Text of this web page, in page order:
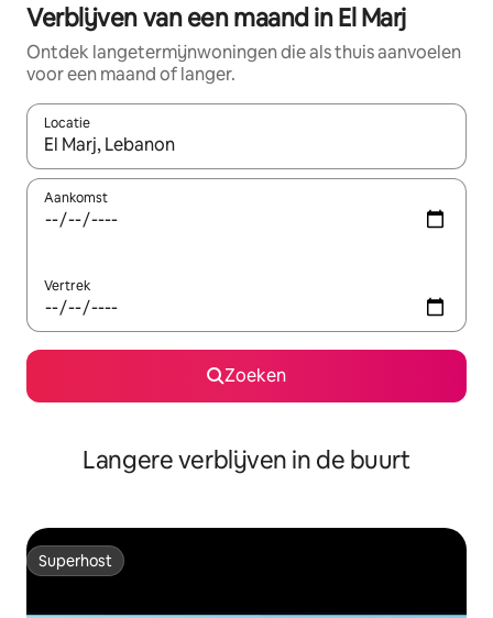
Verblijven van een maand in El Marj
Ontdek langetermijnwoningen die als thuis aanvoelen
voor een maand of langer.
Locatie
Wanneer er resultaten beschikbaar zijn, maak je een keuze
Aankomst
Vertrek
Zoeken
Langere verblijven in de buurt
Superhost
Superhost